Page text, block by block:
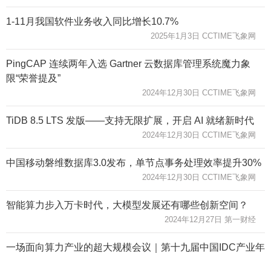
1-11月我国软件业务收入同比增长10.7%
2025年1月3日 CCTIME飞象网
PingCAP 连续两年入选 Gartner 云数据库管理系统魔力象
限“荣誉提及”
2024年12月30日 CCTIME飞象网
TiDB 8.5 LTS 发版——支持无限扩展，开启 AI 就绪新时代
2024年12月30日 CCTIME飞象网
中国移动磐维数据库3.0发布，单节点事务处理效率提升30%
2024年12月30日 CCTIME飞象网
智能算力步入万卡时代，大模型发展还有哪些创新空间？
2024年12月27日 第一财经
一场面向算力产业的超大规模会议｜第十九届中国IDC产业年